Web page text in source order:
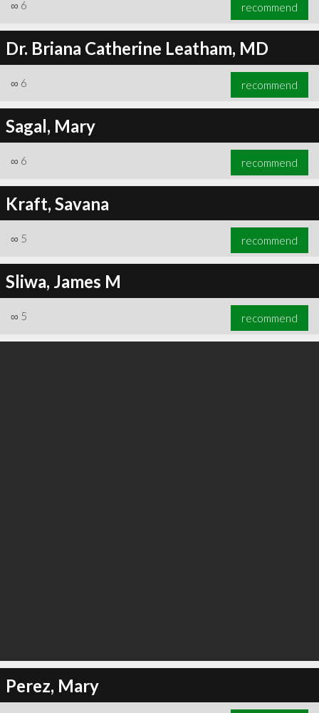
∞ 6 recommend
Dr. Briana Catherine Leatham, MD
∞ 6 recommend
Sagal, Mary
∞ 6 recommend
Kraft, Savana
∞ 5 recommend
Sliwa, James M
∞ 5 recommend
Perez, Mary